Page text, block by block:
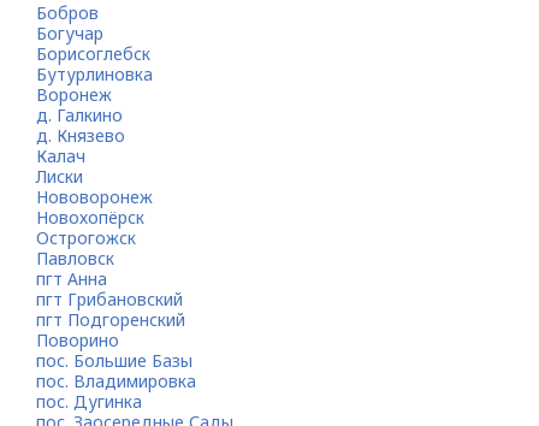
Бобров
Богучар
Борисоглебск
Бутурлиновка
Воронеж
д. Галкино
д. Князево
Калач
Лиски
Нововоронеж
Новохопёрск
Острогожск
Павловск
пгт Анна
пгт Грибановский
пгт Подгоренский
Поворино
пос. Большие Базы
пос. Владимировка
пос. Дугинка